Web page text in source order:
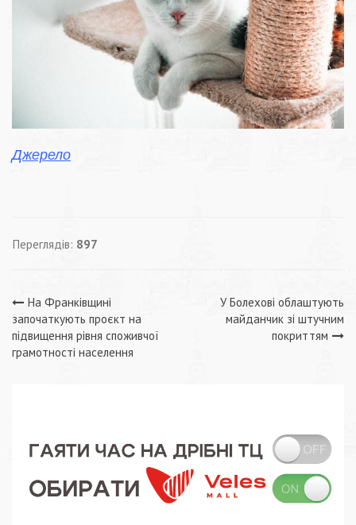
Джерело
Переглядів: 897
Навігація
записів
На Франківщині
започаткують проєкт на
підвищення рівня споживчої
грамотності населення
У Болехові облаштують
майданчик зі штучним
покриттям